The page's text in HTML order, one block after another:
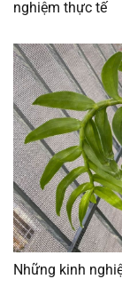
nghiệm thực tế
Những kinh